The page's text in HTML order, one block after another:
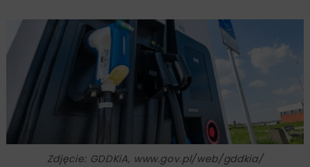
Zdjęcie: GDDKiA, www.gov.pl/web/gddkia/